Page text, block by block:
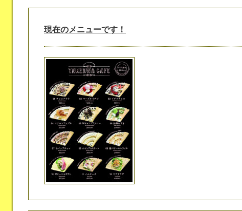
現在のメニューです！